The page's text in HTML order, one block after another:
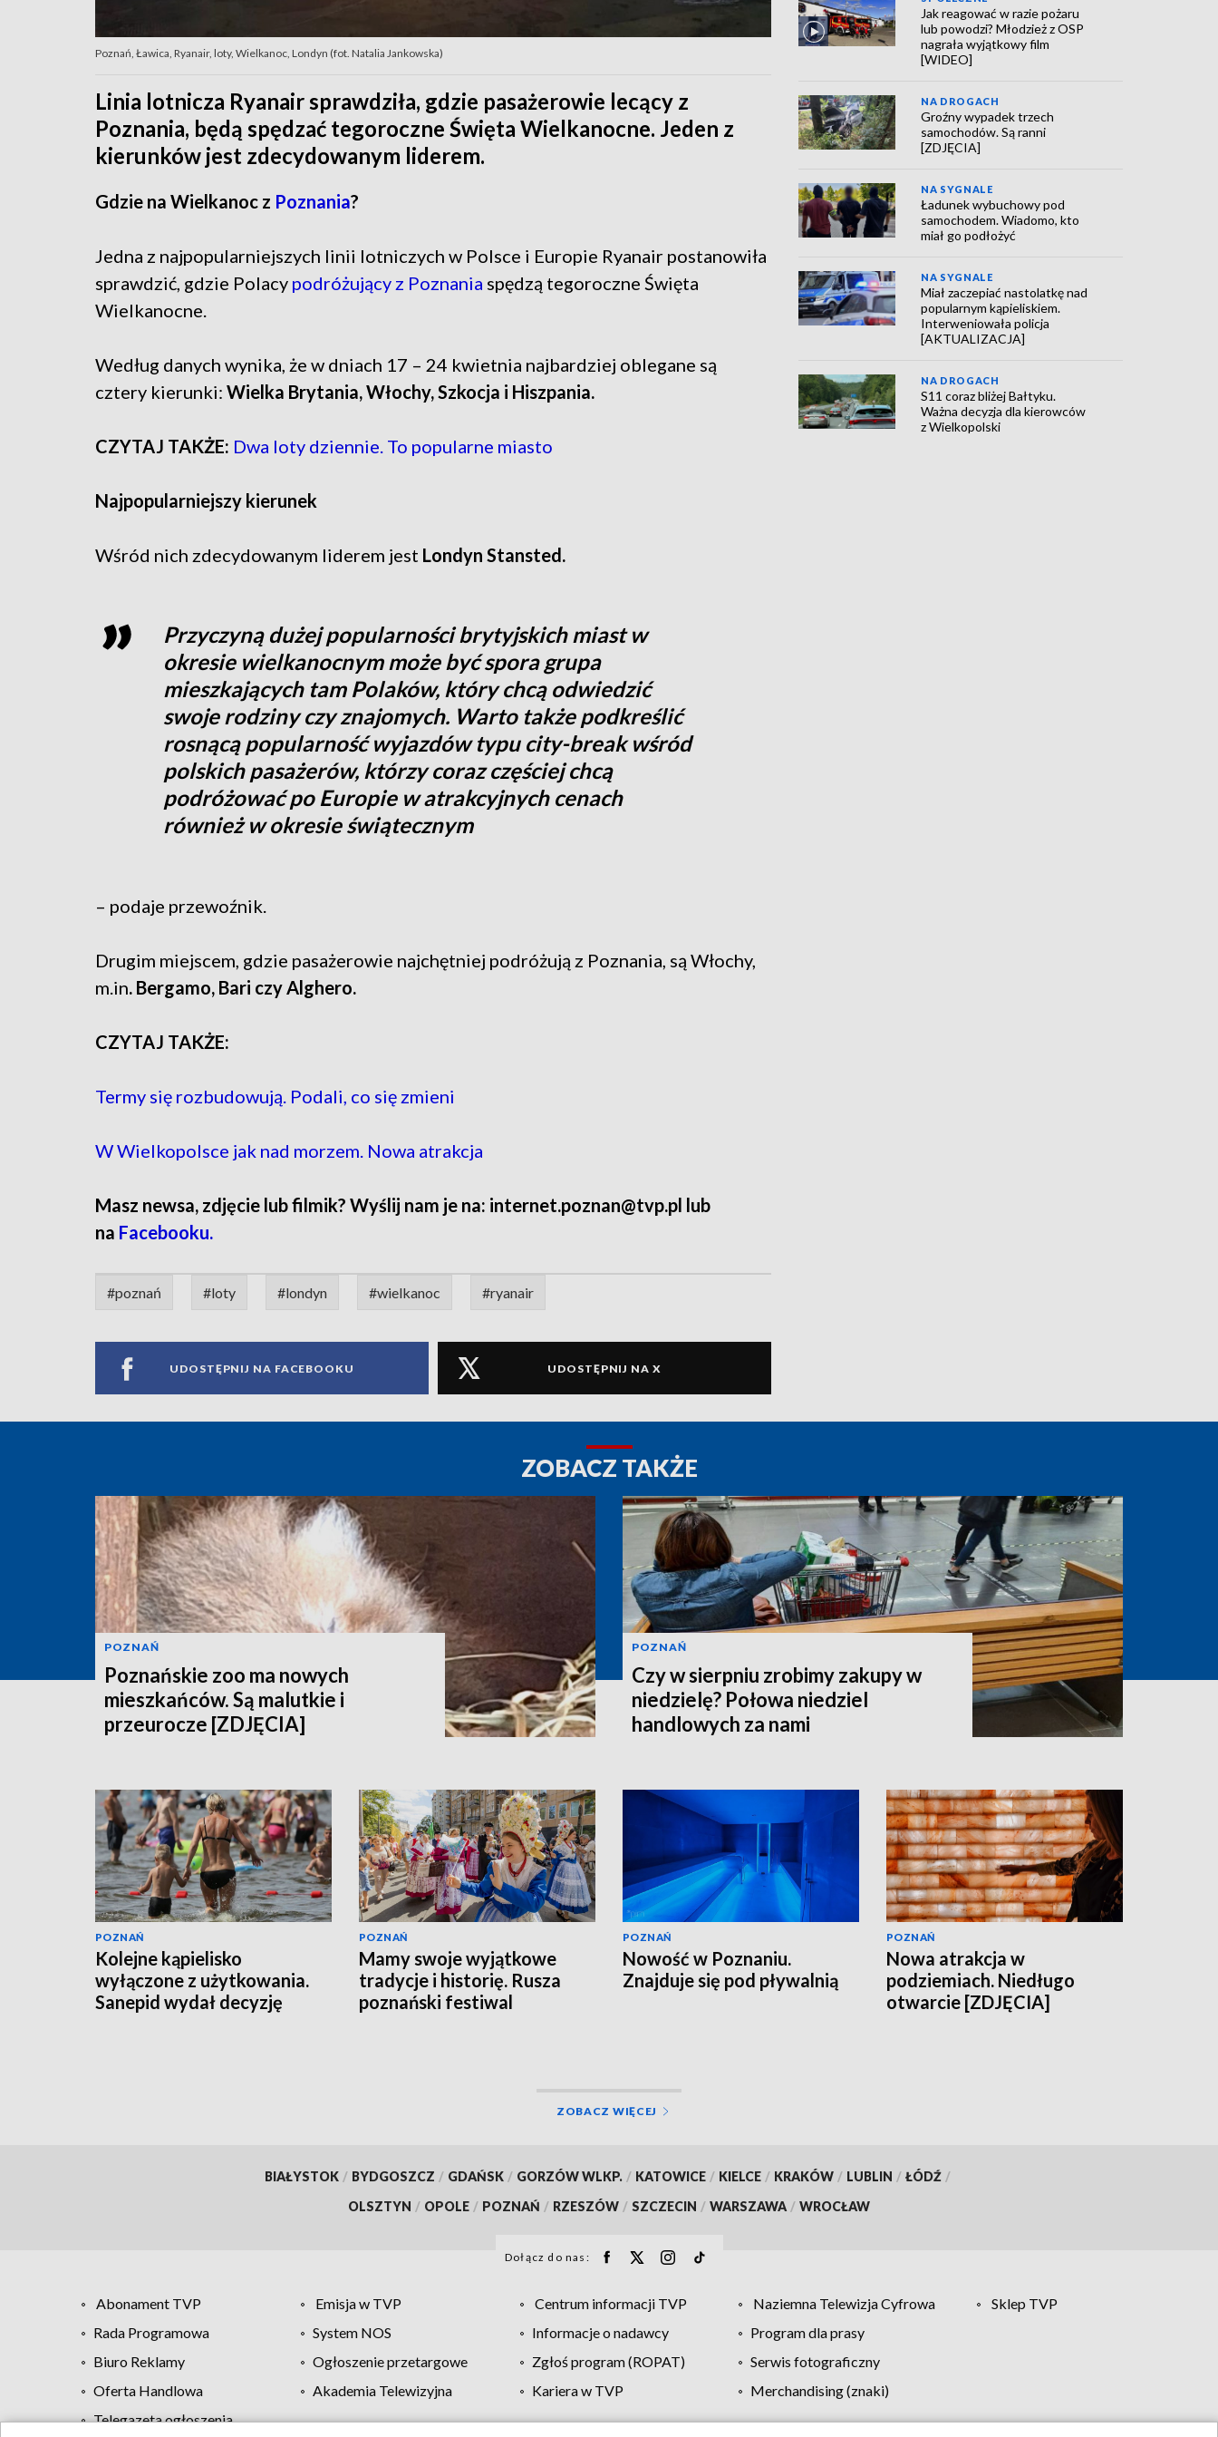
Poznań, Ławica, Ryanair, loty, Wielkanoc, Londyn (fot. Natalia Jankowska)
Linia lotnicza Ryanair sprawdziła, gdzie pasażerowie lecący z
Poznania, będą spędzać tegoroczne Święta Wielkanocne. Jeden z
kierunków jest zdecydowanym liderem.
Gdzie na Wielkanoc z Poznania?
Jedna z najpopularniejszych linii lotniczych w Polsce i Europie Ryanair postanowiła
sprawdzić, gdzie Polacy podróżujący z Poznania spędzą tegoroczne Święta
Wielkanocne.
Według danych wynika, że w dniach 17 – 24 kwietnia najbardziej oblegane są
cztery kierunki: Wielka Brytania, Włochy, Szkocja i Hiszpania.
CZYTAJ TAKŻE: Dwa loty dziennie. To popularne miasto
Najpopularniejszy kierunek
Wśród nich zdecydowanym liderem jest Londyn Stansted.
Przyczyną dużej popularności brytyjskich miast w
okresie wielkanocnym może być spora grupa
mieszkających tam Polaków, który chcą odwiedzić
swoje rodziny czy znajomych. Warto także podkreślić
rosnącą popularność wyjazdów typu city-break wśród
polskich pasażerów, którzy coraz częściej chcą
podróżować po Europie w atrakcyjnych cenach
również w okresie świątecznym
– podaje przewoźnik.
Drugim miejscem, gdzie pasażerowie najchętniej podróżują z Poznania, są Włochy,
m.in. Bergamo, Bari czy Alghero.
CZYTAJ TAKŻE:
Termy się rozbudowują. Podali, co się zmieni
W Wielkopolsce jak nad morzem. Nowa atrakcja
Masz newsa, zdjęcie lub filmik? Wyślij nam je na: internet.poznan@tvp.pl lub
na Facebooku.
#poznań #loty #londyn #wielkanoc #ryanair
UDOSTĘPNIJ NA FACEBOOKU UDOSTĘPNIJ NA X
Jak reagować w razie pożaru
lub powodzi? Młodzież z OSP
nagrała wyjątkowy film
[WIDEO]
NA DROGACH
Groźny wypadek trzech
samochodów. Są ranni
[ZDJĘCIA]
NA SYGNALE
Ładunek wybuchowy pod
samochodem. Wiadomo, kto
miał go podłożyć
NA SYGNALE
Miał zaczepiać nastolatkę nad
popularnym kąpieliskiem.
Interweniowała policja
[AKTUALIZACJA]
NA DROGACH
S11 coraz bliżej Bałtyku.
Ważna decyzja dla kierowców
z Wielkopolski
ZOBACZ TAKŻE
POZNAŃ
Poznańskie zoo ma nowych
mieszkańców. Są malutkie i
przeurocze [ZDJĘCIA]
POZNAŃ
Czy w sierpniu zrobimy zakupy w
niedzielę? Połowa niedziel
handlowych za nami
POZNAŃ
Kolejne kąpielisko
wyłączone z użytkowania.
Sanepid wydał decyzję
POZNAŃ
Mamy swoje wyjątkowe
tradycje i historię. Rusza
poznański festiwal
POZNAŃ
Nowość w Poznaniu.
Znajduje się pod pływalnią
POZNAŃ
Nowa atrakcja w
podziemiach. Niedługo
otwarcie [ZDJĘCIA]
ZOBACZ WIĘCEJ
BIAŁYSTOK / BYDGOSZCZ / GDAŃSK / GORZÓW WLKP. / KATOWICE / KIELCE / KRAKÓW / LUBLIN / ŁÓDŹ /
OLSZTYN / OPOLE / POZNAŃ / RZESZÓW / SZCZECIN / WARSZAWA / WROCŁAW
Dołącz do nas:
Abonament TVP Emisja w TVP Centrum informacji TVP Naziemna Telewizja Cyfrowa
Sklep TVP
Rada Programowa
System NOS Informacje o nadawcy
Program dla prasy
Biuro Reklamy
Ogłoszenie przetargowe Zgłoś program (ROPAT)
Serwis fotograficzny
Oferta Handlowa
Akademia Telewizyjna Kariera w TVP
Merchandising (znaki)
Telegazeta ogłoszenia